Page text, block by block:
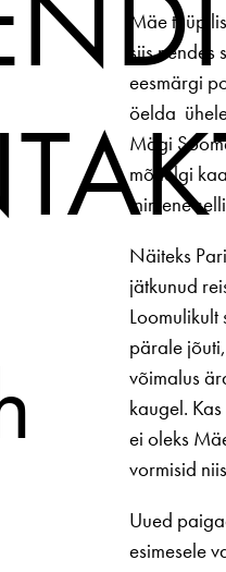
Mäe
siis
eesmärgi
öelda
Mägi
mõnelgi
inimene
Näiteks
jätkunud
pärale
võimalus
kaugel.
ei oleks
vormisid
Uued
esimesele